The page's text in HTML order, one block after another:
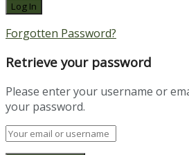
Forgotten Password?
Retrieve your password
Please enter your username or
your password.